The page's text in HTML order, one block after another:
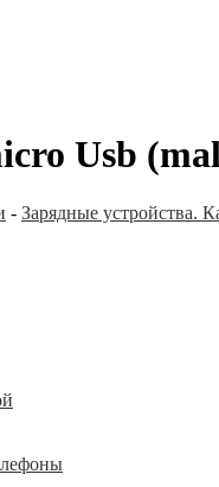
Usb
- Зарядные устройства.